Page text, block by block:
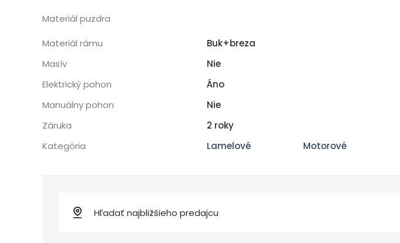
Materiál puzdra
Materiál rámu
Buk+breza
Masív
Nie
Elektrický pohon
Áno
Manuálny pohon
Nie
Záruka
2 roky
Kategória
Lamelové Motorové